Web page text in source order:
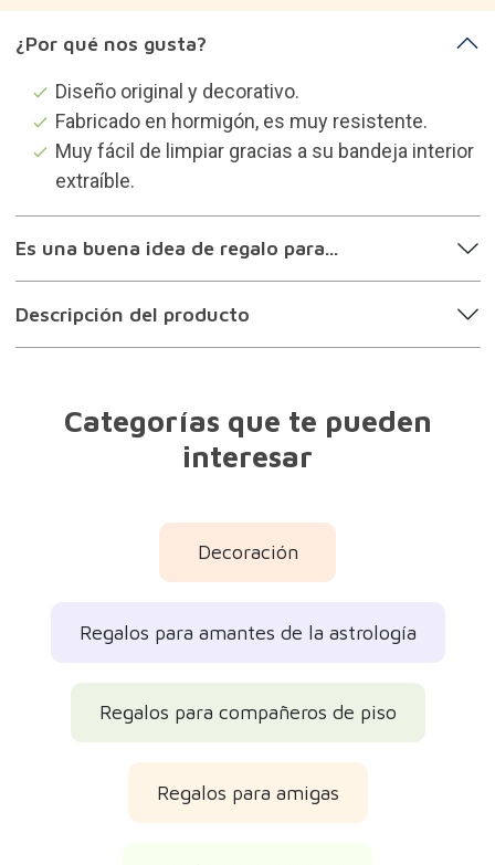
interesar
Decoración
Regalos para compañeros de piso
Regalos para mujeres
Regalos para hombres
Regalos de cumpleaños
Regalos de Navidad 2026